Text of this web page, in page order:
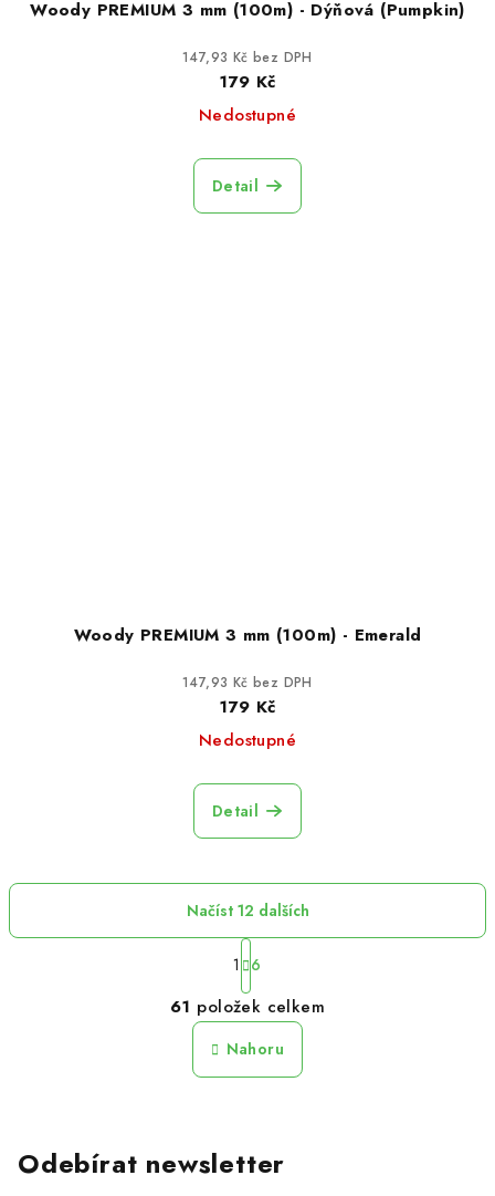
Woody PREMIUM 3 mm (100m) - Dýňová (Pumpkin)
147,93 Kč bez DPH
179 Kč
Nedostupné
Detail
Woody PREMIUM 3 mm (100m) - Emerald
147,93 Kč bez DPH
179 Kč
Nedostupné
Detail
O
v
l
í
Načíst 12 dalších
S
t
r
á
n
k
o
í
1 6
61 položek celkem
Nahoru
Odebírat newsletter